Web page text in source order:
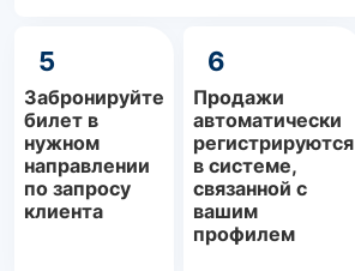
5
Забронируйте
билет в
нужном
направлении
по запросу
клиента
6
Продажи
автоматически
регистрируются
в системе,
связанной с
вашим
профилем